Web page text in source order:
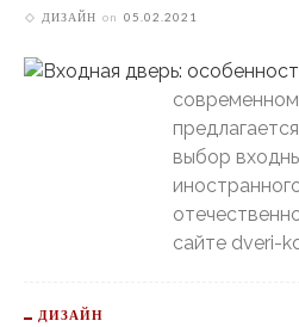
ДИЗАЙН on 05.02.2021
выбор
сайте dveri-
ДИЗАЙН